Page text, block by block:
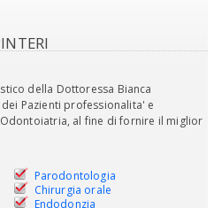
della Dottoressa Bianca
Pazienti professionalita' e
al fine di fornire il miglior
Parodontologia
Chirurgia orale
Endodonzia